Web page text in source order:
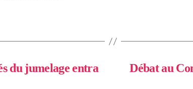
du jumelage entra
Débat au